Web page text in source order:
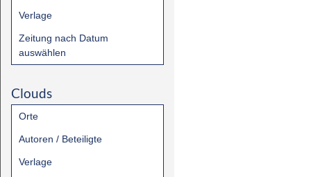
Verlage
Zeitung nach Datum
auswählen
Clouds
Orte
Autoren / Beteiligte
Verlage